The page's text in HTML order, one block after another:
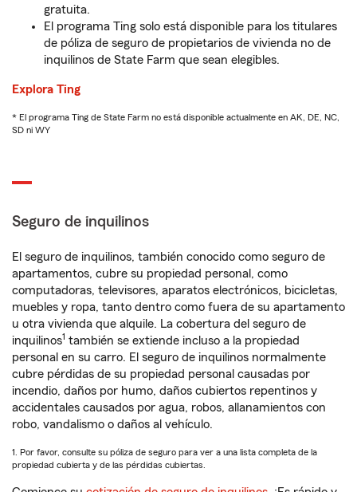
gratuita.
El programa Ting solo está disponible para los titulares
de póliza de seguro de propietarios de vivienda no de
inquilinos de State Farm que sean elegibles.
Explora Ting
* El programa Ting de State Farm no está disponible actualmente en AK, DE, NC,
SD ni WY
Seguro de inquilinos
El seguro de inquilinos, también conocido como seguro de
apartamentos, cubre su propiedad personal, como
computadoras, televisores, aparatos electrónicos, bicicletas,
muebles y ropa, tanto dentro como fuera de su apartamento
u otra vivienda que alquile. La cobertura del seguro de
inquilinos1 también se extiende incluso a la propiedad
personal en su carro. El seguro de inquilinos normalmente
cubre pérdidas de su propiedad personal causadas por
incendio, daños por humo, daños cubiertos repentinos y
accidentales causados por agua, robos, allanamientos con
robo, vandalismo o daños al vehículo.
1. Por favor, consulte su póliza de seguro para ver a una lista completa de la
propiedad cubierta y de las pérdidas cubiertas.